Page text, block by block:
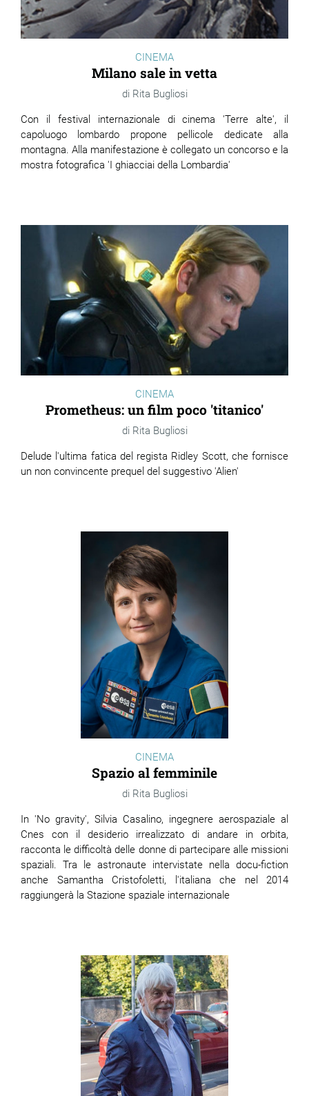
CINEMA
Milano sale in vetta
Rita Bugliosi
Con il festival internazionale di cinema 'Terre alte', il
capoluogo lombardo propone pellicole dedicate alla
montagna. Alla manifestazione è collegato un concorso e la
mostra fotografica 'I ghiacciai della Lombardia'
CINEMA
Prometheus: un film poco 'titanico'
Rita Bugliosi
Delude l'ultima fatica del regista Ridley Scott, che fornisce
un non convincente prequel del suggestivo 'Alien'
CINEMA
Spazio al femminile
Rita Bugliosi
In 'No gravity', Silvia Casalino, ingegnere aerospaziale al
Cnes con il desiderio irrealizzato di andare in orbita,
racconta le difficoltà delle donne di partecipare alle missioni
spaziali. Tra le astronaute intervistate nella docu-fiction
anche Samantha Cristofoletti, l'italiana che nel 2014
raggiungerà la Stazione spaziale internazionale